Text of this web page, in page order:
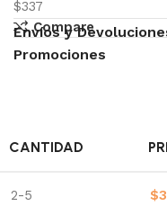
$337
Compare
Envíos y
Promociones
CANTIDAD
2-5 $